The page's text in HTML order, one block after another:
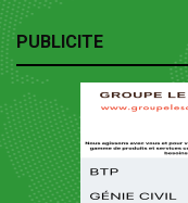
PUBLICITE